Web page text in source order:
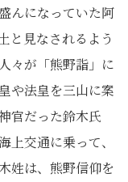
んになっていた阿
と見なされるよう
々が「熊野詣」に
や法皇を三山に案
官だった鈴木氏
上交通に乗って、
姓は、熊野信仰を